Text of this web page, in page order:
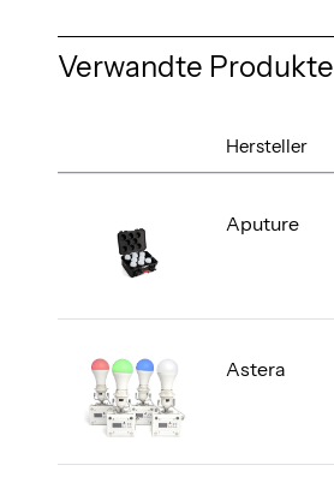
Verwandte Produkte
Hersteller
Aputure
Astera